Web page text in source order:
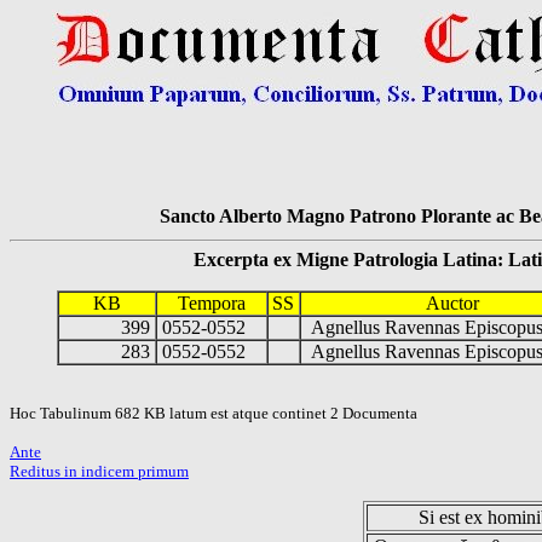
Sancto Alberto Magno Patrono Plorante ac
Excerpta ex Migne Patrologia Latina:
KB Tempora SS Auctor
399 0552-0552 Agnellus Ravennas Episcopus
283 0552-0552 Agnellus Ravennas Episcopus
Hoc Tabulinum 682 KB latum est atque continet 2 Documenta
Ante
Reditus in indicem primum
Si est ex